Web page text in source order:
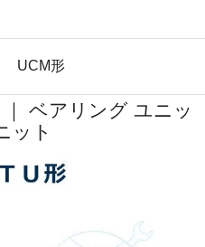
UCM形
ベアリング ユニッ
ット